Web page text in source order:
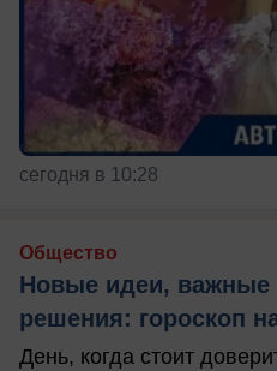
сегодня в 10:28
Общество
Новые идеи, важные
решения: гороскоп
День, когда стоит